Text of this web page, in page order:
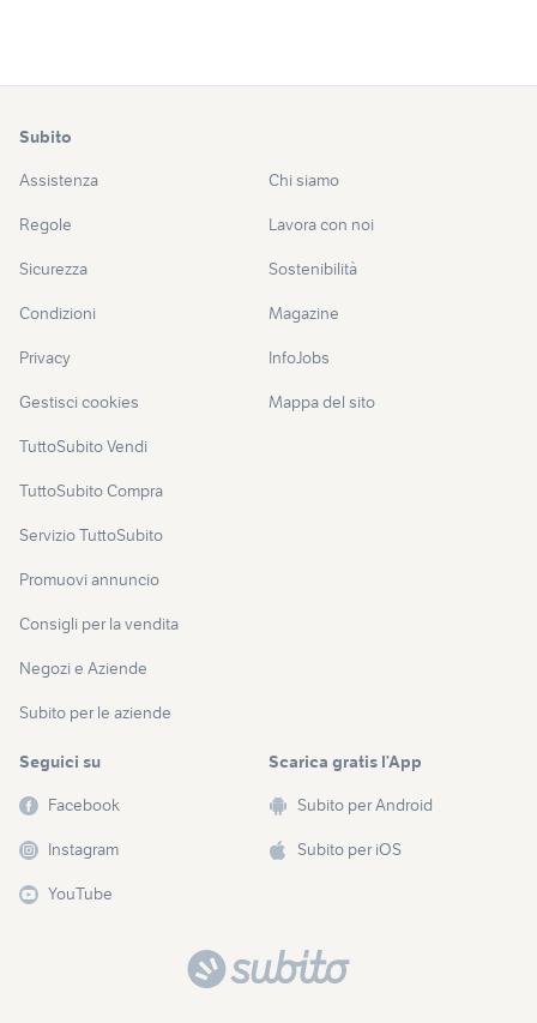
Subito
Assistenza
Regole
Sicurezza
Condizioni
Privacy
Gestisci cookies
TuttoSubito Vendi
TuttoSubito Compra
Servizio TuttoSubito
Promuovi annuncio
Consigli per la vendita
Negozi e Aziende
Subito per le aziende
Chi siamo
Lavora con noi
Sostenibilità
Magazine
InfoJobs
Mappa del sito
Seguici su
Facebook
Instagram
YouTube
Scarica gratis l’App
Subito per Android
Subito per iOS